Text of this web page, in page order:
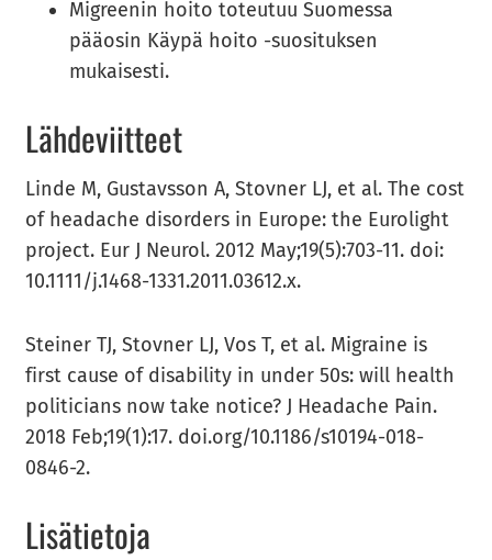
Migreenin hoito toteutuu Suomessa
pääosin Käypä hoito -suosituksen
mukaisesti.
Läh­de­viit­teet
Linde M, Gus­tavs­son A, Stov­ner LJ, et al. The cost
of hea­dac­he di­sor­ders in Eu­ro­pe: the Eu­ro­light
pro­ject. Eur J Neu­rol. 2012 May;19(5):703-11. doi:
10.1111/j.1468-1331.2011.03612.x.
Stei­ner TJ, Stov­ner LJ, Vos T, et al. Mi­grai­ne is
first cause of di­sa­bi­li­ty in under 50s: will health
po­li­ticians now take no­tice? J Hea­dac­he Pain.
2018 Feb;19(1):17. doi.org/10.1186/s10194-018-
0846-2.
Li­sä­tie­to­ja